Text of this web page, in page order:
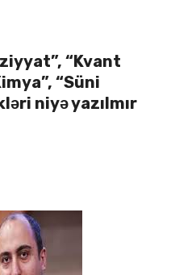
“Kvant
“Süni
niyə yazılmır